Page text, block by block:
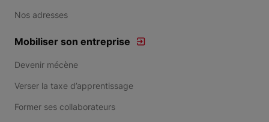
Nos adresses
Mobiliser son entreprise
Devenir mécène
Verser la taxe d’apprentissage
Former ses collaborateurs